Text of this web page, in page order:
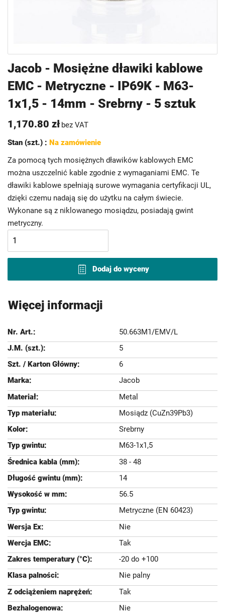
Jacob - Mosiężne dławiki kablowe
EMC - Metryczne - IP69K - M63-
1x1,5 - 14mm - Srebrny - 5 sztuk
1,170.80 zł bez VAT
Stan (szt.) : Na zamówienie
Za pomocą tych mosiężnych dławików kablowych EMC
można uszczelnić kable zgodnie z wymaganiami EMC. Te
dławiki kablowe spełniają surowe wymagania certyfikacji UL,
dzięki czemu nadają się do użytku na całym świecie.
Wykonane są z niklowanego mosiądzu, posiadają gwint
metryczny.
Dodaj do wyceny
na
początek
galerii
Więcej informacji
50.663M1/EMV/L
5
6
Jacob
Metal
Mosiądz (CuZn39Pb3)
Srebrny
M63-1x1,5
38 - 48
14
56.5
Metryczne (EN 60423)
Nie
Tak
-20 do +100
Nie palny
Tak
Nie